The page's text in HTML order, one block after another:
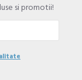
si promotii!